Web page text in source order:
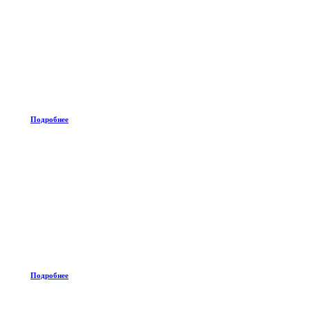
Подробнее
Подробнее